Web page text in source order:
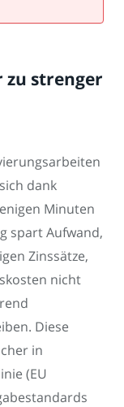
zu strenger
dank
Minuten
spart Aufwand,
Zinssätze,
nicht
Diese
in
(EU